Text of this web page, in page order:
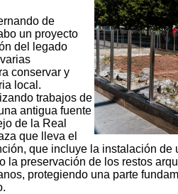
de
un proyecto
del legado
conservar y
local.
trabajos de
antigua fuente
de la Real
que lleva el
que incluye la instalación de
la preservación de los restos
protegiendo una parte